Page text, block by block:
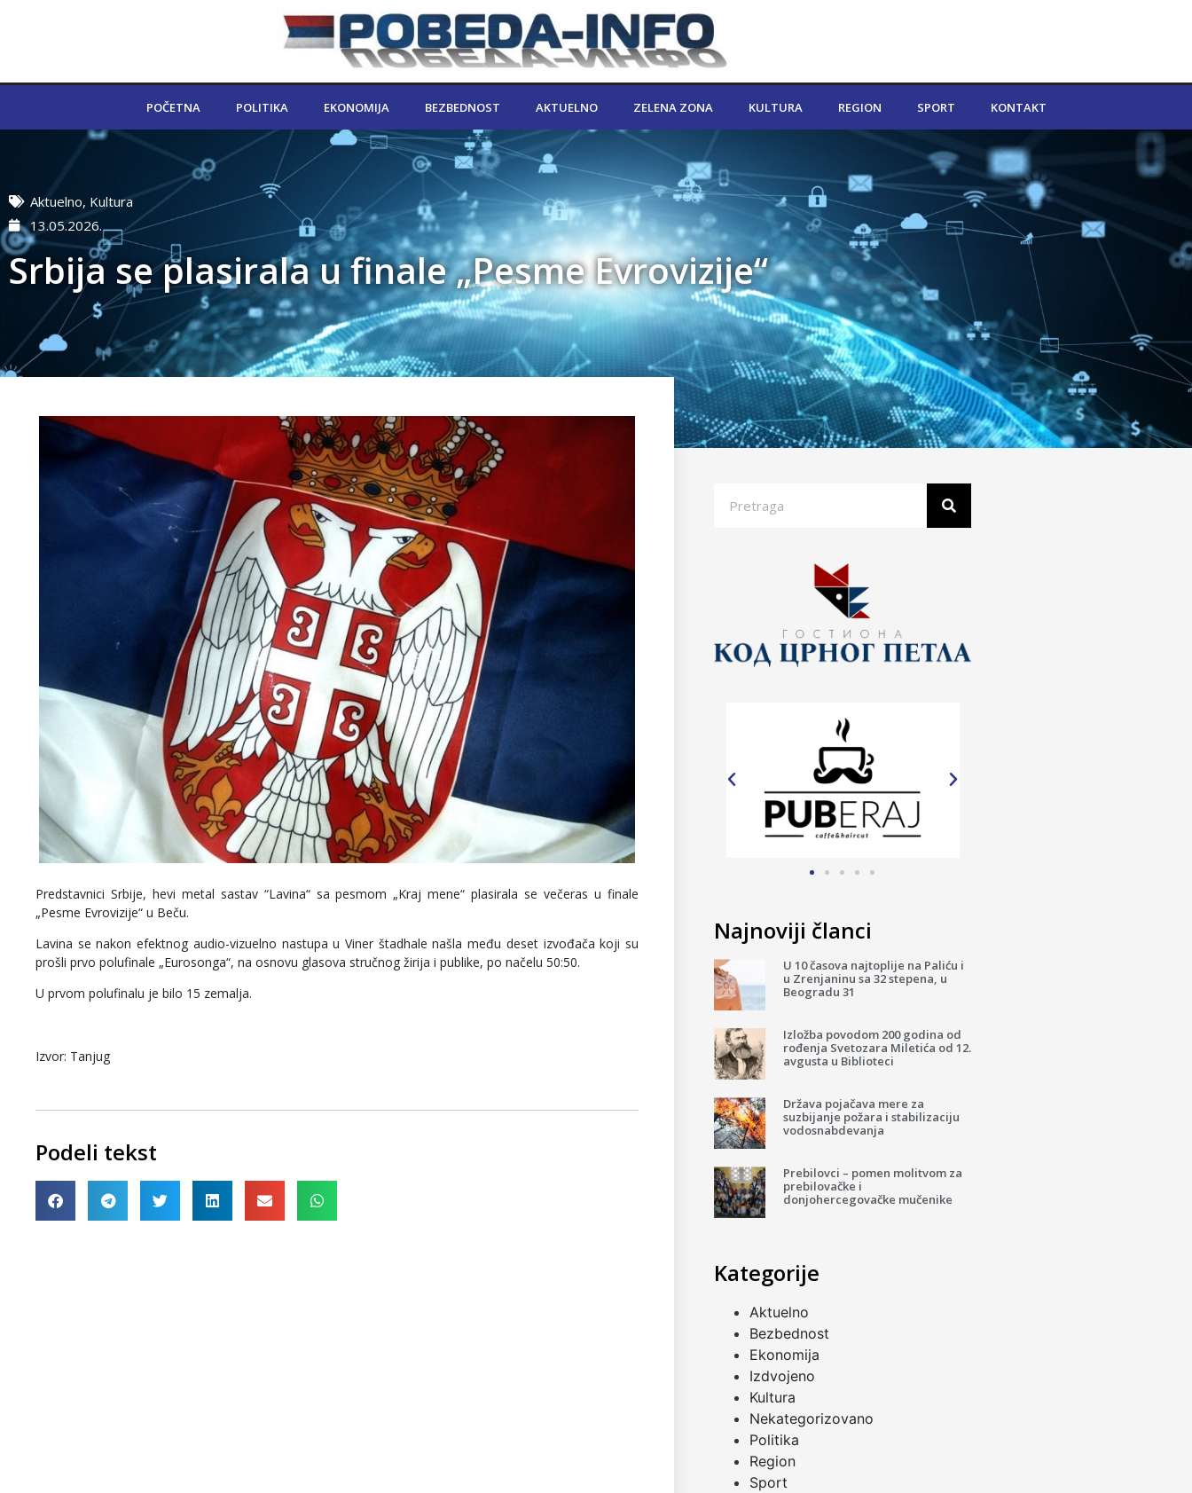
POČETNA POLITIKA EKONOMIJA BEZBEDNOST AKTUELNO ZELENA ZONA KULTURA REGION SPORT KONTAKT
Aktuelno, Kultura
13.05.2026.
Srbija se plasirala u finale „Pesme Evrovizije“
Predstavnici Srbije, hevi metal sastav “Lavina“ sa pesmom „Kraj mene“ plasirala se večeras u finale
„Pesme Evrovizije“ u Beču.
Lavina se nakon efektnog audio-vizuelno nastupa u Viner štadhale našla među deset izvođača koji su
prošli prvo polufinale „Eurosonga“, na osnovu glasova stručnog žirija i publike, po načelu 50:50.
U prvom polufinalu je bilo 15 zemalja.
Izvor: Tanjug
Podeli tekst
Najnoviji članci
U 10 časova najtoplije na Paliću i
u Zrenjaninu sa 32 stepena, u
Beogradu 31
Izložba povodom 200 godina od
rođenja Svetozara Miletića od 12.
avgusta u Biblioteci
Država pojačava mere za
suzbijanje požara i stabilizaciju
vodosnabdevanja
Prebilovci – pomen molitvom za
prebilovačke i
donjohercegovačke mučenike
Kategorije
Aktuelno
Bezbednost
Ekonomija
Izdvojeno
Kultura
Nekategorizovano
Politika
Region
Sport